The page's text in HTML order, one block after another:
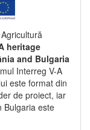
heritage
and Bulgaria
Interreg V-A
este format din
de proiect, iar
Bulgaria este